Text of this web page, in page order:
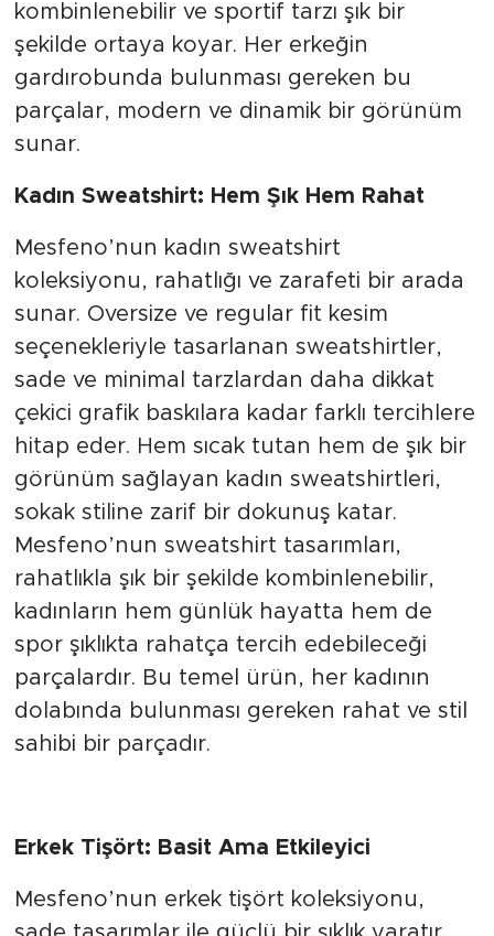
kombinlenebilir ve sportif tarzı şık bir
şekilde ortaya koyar. Her erkeğin
gardırobunda bulunması gereken bu
parçalar, modern ve dinamik bir görünüm
sunar.
Kadın Sweatshirt: Hem Şık Hem Rahat
Mesfeno’nun kadın sweatshirt
koleksiyonu, rahatlığı ve zarafeti bir arada
sunar. Oversize ve regular fit kesim
seçenekleriyle tasarlanan sweatshirtler,
sade ve minimal tarzlardan daha dikkat
çekici grafik baskılara kadar farklı tercihlere
hitap eder. Hem sıcak tutan hem de şık bir
görünüm sağlayan kadın sweatshirtleri,
sokak stiline zarif bir dokunuş katar.
Mesfeno’nun sweatshirt tasarımları,
rahatlıkla şık bir şekilde kombinlenebilir,
kadınların hem günlük hayatta hem de
spor şıklıkta rahatça tercih edebileceği
parçalardır. Bu temel ürün, her kadının
dolabında bulunması gereken rahat ve stil
sahibi bir parçadır.
Erkek Tişört: Basit Ama Etkileyici
Mesfeno’nun erkek tişört koleksiyonu,